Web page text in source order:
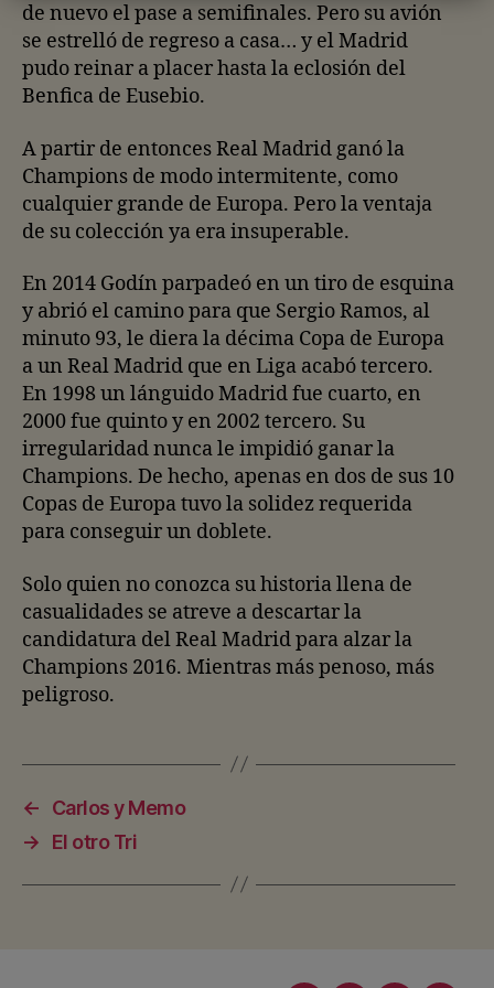
de nuevo el pase a semifinales. Pero su avión
se estrelló de regreso a casa… y el Madrid
pudo reinar a placer hasta la eclosión del
Benfica de Eusebio.
A partir de entonces Real Madrid ganó la
Champions de modo intermitente, como
cualquier grande de Europa. Pero la ventaja
de su colección ya era insuperable.
En 2014 Godín parpadeó en un tiro de esquina
y abrió el camino para que Sergio Ramos, al
minuto 93, le diera la décima Copa de Europa
a un Real Madrid que en Liga acabó tercero.
En 1998 un lánguido Madrid fue cuarto, en
2000 fue quinto y en 2002 tercero. Su
irregularidad nunca le impidió ganar la
Champions. De hecho, apenas en dos de sus 10
Copas de Europa tuvo la solidez requerida
para conseguir un doblete.
Solo quien no conozca su historia llena de
casualidades se atreve a descartar la
candidatura del Real Madrid para alzar la
Champions 2016. Mientras más penoso, más
peligroso.
←
Carlos y Memo
→
El otro Tri